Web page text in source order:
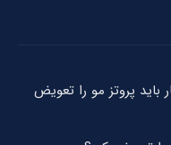
باید پروتز مو را تعویض